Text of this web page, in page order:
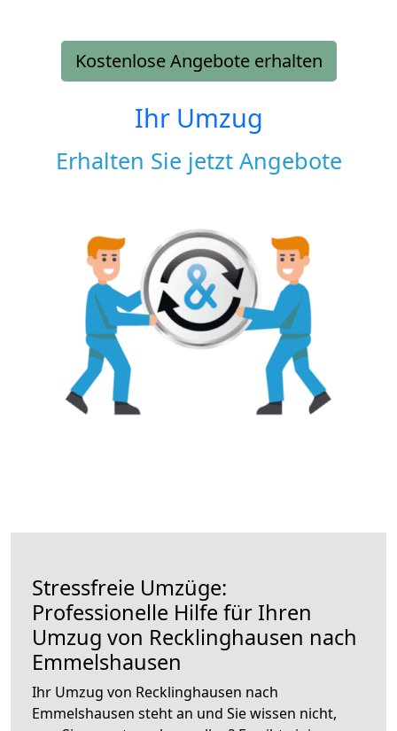
Kostenlose Angebote erhalten
Ihr Umzug
Erhalten Sie jetzt Angebote
Stressfreie Umzüge:
Professionelle Hilfe für Ihren
Umzug von Recklinghausen nach
Emmelshausen
Ihr Umzug von Recklinghausen nach
Emmelshausen steht an und Sie wissen nicht,